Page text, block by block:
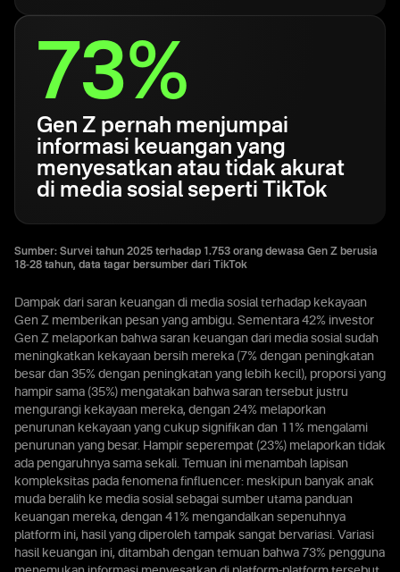
73%
Gen Z pernah menjumpai
informasi keuangan yang
menyesatkan atau tidak akurat
di media sosial seperti TikTok
Sumber: Survei tahun 2025 terhadap 1.753 orang dewasa Gen Z berusia
18-28 tahun, data tagar bersumber dari TikTok
Dampak dari saran keuangan di media sosial terhadap kekayaan
Gen Z memberikan pesan yang ambigu. Sementara 42% investor
Gen Z melaporkan bahwa saran keuangan dari media sosial sudah
meningkatkan kekayaan bersih mereka (7% dengan peningkatan
besar dan 35% dengan peningkatan yang lebih kecil), proporsi yang
hampir sama (35%) mengatakan bahwa saran tersebut justru
mengurangi kekayaan mereka, dengan 24% melaporkan
penurunan kekayaan yang cukup signifikan dan 11% mengalami
penurunan yang besar. Hampir seperempat (23%) melaporkan tidak
ada pengaruhnya sama sekali. Temuan ini menambah lapisan
kompleksitas pada fenomena finfluencer: meskipun banyak anak
muda beralih ke media sosial sebagai sumber utama panduan
keuangan mereka, dengan 41% mengandalkan sepenuhnya
platform ini, hasil yang diperoleh tampak sangat bervariasi. Variasi
hasil keuangan ini, ditambah dengan temuan bahwa 73% pengguna